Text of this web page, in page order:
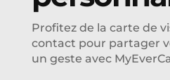
Profitez de la carte de
contact pour partager
un geste avec